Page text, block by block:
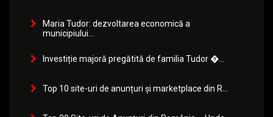
Maria Tudor: dezvoltarea economică a
municipiului...
Investiție majoră pregătită de familia Tudor �...
Top 10 site-uri de anunțuri și marketplace din R...